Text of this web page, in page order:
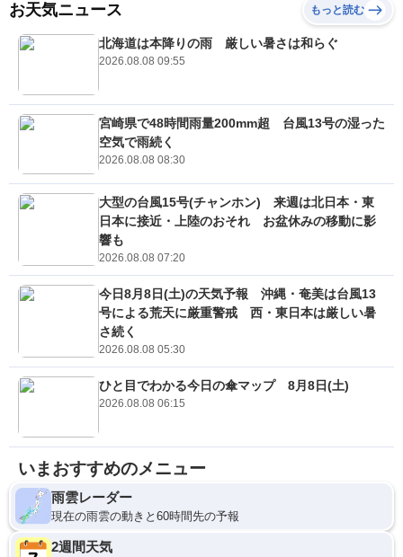
お天気ニュース もっと読む
北海道は本降りの雨 厳しい暑さは和らぐ
2026.08.08 09:55
宮崎県で48時間雨量200mm超 台風13号の湿った
空気で雨続く
2026.08.08 08:30
大型の台風15号(チャンホン) 来週は北日本・東
日本に接近・上陸のおそれ お盆休みの移動に影
響も
2026.08.08 07:20
今日8月8日(土)の天気予報 沖縄・奄美は台風13
号による荒天に厳重警戒 西・東日本は厳しい暑
さ続く
2026.08.08 05:30
ひと目でわかる今日の傘マップ 8月8日(土)
2026.08.08 06:15
いまおすすめのメニュー
雨雲レーダー
現在の雨雲の動きと60時間先の予報
2週間天気